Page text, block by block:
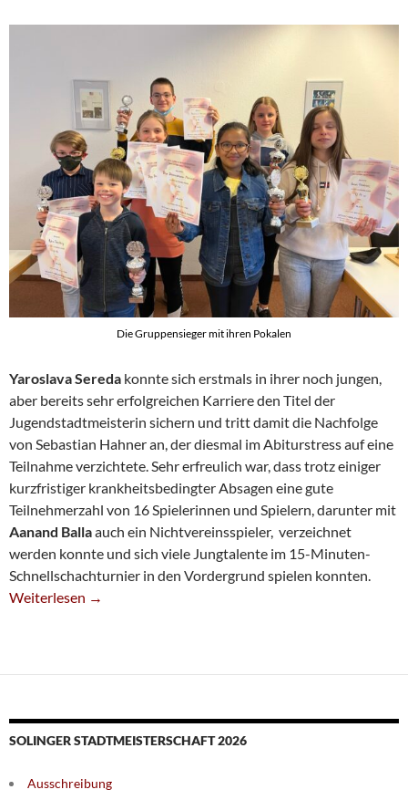
Die Gruppensieger mit ihren Pokalen
Yaroslava Sereda konnte sich erstmals in ihrer noch jungen,
aber bereits sehr erfolgreichen Karriere den Titel der
Jugendstadtmeisterin sichern und tritt damit die Nachfolge
von Sebastian Hahner an, der diesmal im Abiturstress auf eine
Teilnahme verzichtete. Sehr erfreulich war, dass trotz einiger
kurzfristiger krankheitsbedingter Absagen eine gute
Teilnehmerzahl von 16 Spielerinnen und Spielern, darunter mit
Aanand Ballaauch ein Nichtvereinsspieler, verzeichnet
werden konnte und sich viele Jungtalente im 15-Minuten-
Schnellschachturnier in den Vordergrund spielen konnten.
Yaroslava Sereda Gewinnt Jugendstadtmeisterschaft
Weiterlesen →
SOLINGER STADTMEISTERSCHAFT 2026
Ausschreibung